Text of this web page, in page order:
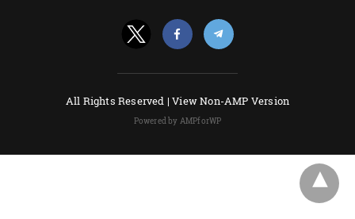
All Rights Reserved |View Non-AMP Version
Powered by AMPforWP